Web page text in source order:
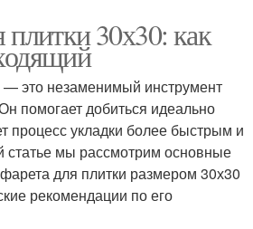
плитки 30х30: как
— это незаменимый инструмент
помогает добиться идеально
процесс укладки более быстрым и
статье мы рассмотрим основные
для плитки размером 30х30
рекомендации по его